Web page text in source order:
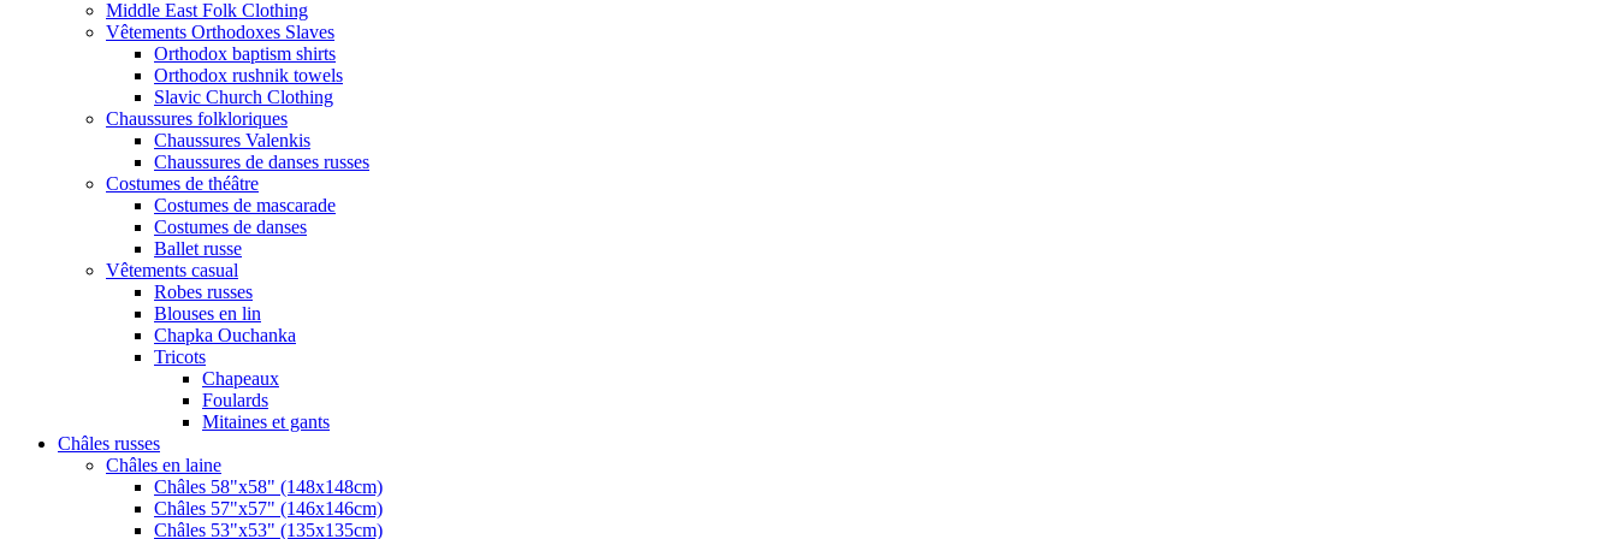
Middle East Folk Clothing
Vêtements Orthodoxes Slaves
Orthodox baptism shirts
Orthodox rushnik towels
Slavic Church Clothing
Chaussures folkloriques
Chaussures Valenkis
Chaussures de danses russes
Costumes de théâtre
Costumes de mascarade
Costumes de danses
Ballet russe
Vêtements casual
Robes russes
Blouses en lin
Chapka Ouchanka
Tricots
Chapeaux
Foulards
Mitaines et gants
Châles russes
Châles en laine
Châles 58"x58" (148x148cm)
Châles 57"x57" (146x146cm)
Châles 53"x53" (135x135cm)